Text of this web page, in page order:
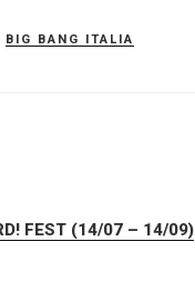
BIG BANG ITALIA
FEST (14/07 – 14/09)